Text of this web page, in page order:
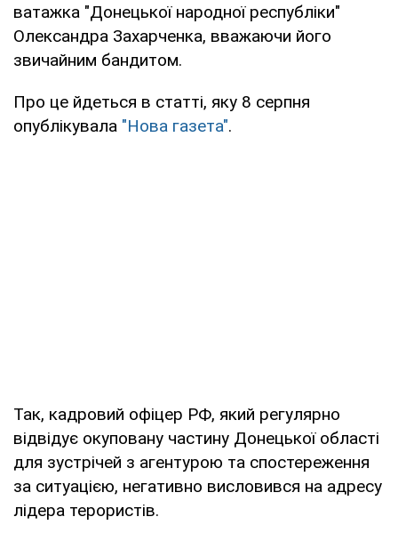
ватажка "Донецької народної республіки"
Олександра Захарченка, вважаючи його
звичайним бандитом.
Про це йдеться в статті, яку 8 серпня
опублікувала "Нова газета".
Так, кадровий офіцер РФ, який регулярно
відвідує окуповану частину Донецької області
для зустрічей з агентурою та спостереження
за ситуацією, негативно висловився на адресу
лідера терористів.